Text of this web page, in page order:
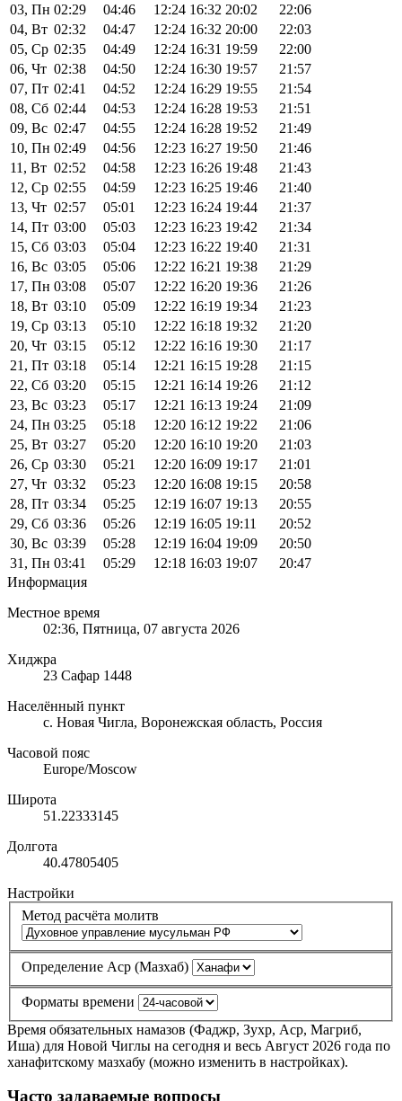
03, Пн 02:29 04:46 12:24 16:32 20:02
22:06
04, Вт 02:32 04:47 12:24 16:32 20:00
22:03
05, Ср 02:35 04:49 12:24 16:31 19:59
22:00
06, Чт 02:38 04:50 12:24 16:30 19:57
21:57
07, Пт 02:41 04:52 12:24 16:29 19:55
21:54
08, Сб 02:44 04:53 12:24 16:28 19:53
21:51
09, Вс 02:47 04:55 12:24 16:28 19:52
21:49
10, Пн 02:49 04:56 12:23 16:27 19:50
21:46
11, Вт 02:52 04:58 12:23 16:26 19:48
21:43
12, Ср 02:55 04:59 12:23 16:25 19:46
21:40
13, Чт 02:57 05:01 12:23 16:24 19:44
21:37
14, Пт 03:00 05:03 12:23 16:23 19:42
21:34
15, Сб 03:03 05:04 12:23 16:22 19:40
21:31
16, Вс 03:05 05:06 12:22 16:21 19:38
21:29
17, Пн 03:08 05:07 12:22 16:20 19:36
21:26
18, Вт 03:10 05:09 12:22 16:19 19:34
21:23
19, Ср 03:13 05:10 12:22 16:18 19:32
21:20
20, Чт 03:15 05:12 12:22 16:16 19:30
21:17
21, Пт 03:18 05:14 12:21 16:15 19:28
21:15
22, Сб 03:20 05:15 12:21 16:14 19:26
21:12
23, Вс 03:23 05:17 12:21 16:13 19:24
21:09
24, Пн 03:25 05:18 12:20 16:12 19:22
21:06
25, Вт 03:27 05:20 12:20 16:10 19:20
21:03
26, Ср 03:30 05:21 12:20 16:09 19:17
21:01
27, Чт 03:32 05:23 12:20 16:08 19:15
20:58
28, Пт 03:34 05:25 12:19 16:07 19:13
20:55
29, Сб 03:36 05:26 12:19 16:05 19:11
20:52
30, Вс 03:39 05:28 12:19 16:04 19:09
20:50
31, Пн 03:41 05:29 12:18 16:03 19:07
20:47
Информация
Местное время
02:36, Пятница, 07 августа 2026
Хиджра
23 Сафар 1448
Населённый пункт
с. Новая Чигла, Воронежская область, Россия
Часовой пояс
Europe/Moscow
Широта
51.22333145
Долгота
40.47805405
Настройки
Метод расчёта молитв
Определение Аср (Мазхаб)
Форматы времени
Время обязательных намазов (Фаджр, Зухр, Аср, Магриб,
Иша) для Новой Чиглы на сегодня и весь Август 2026 года по
ханафитскому мазхабу (можно изменить в настройках).
Часто задаваемые вопросы